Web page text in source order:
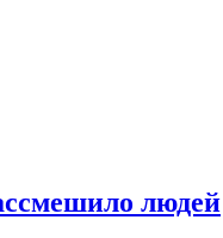
людей